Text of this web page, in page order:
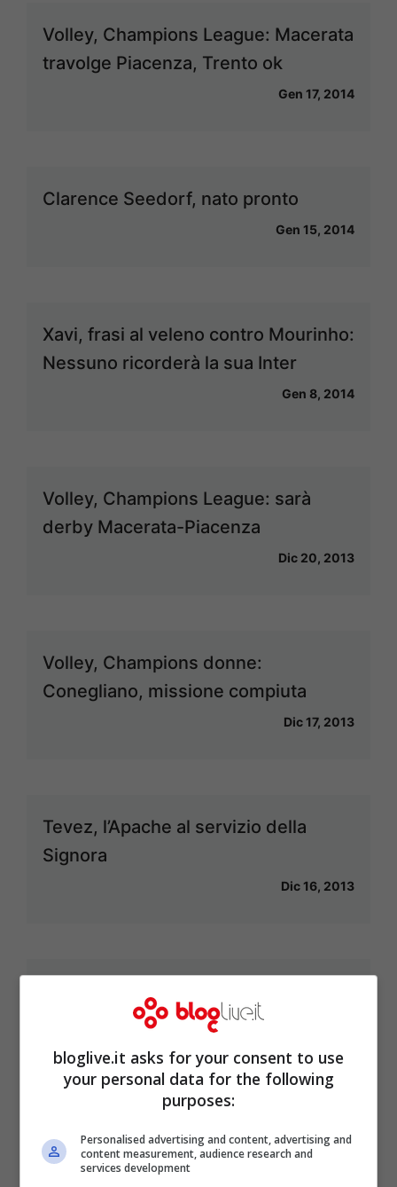
Volley, Champions League: Macerata
travolge Piacenza, Trento ok
Gen 17, 2014
Clarence Seedorf, nato pronto
Gen 15, 2014
Xavi, frasi al veleno contro Mourinho:
Nessuno ricorderà la sua Inter
Gen 8, 2014
Volley, Champions League: sarà
derby Macerata-Piacenza
Dic 20, 2013
Volley, Champions donne:
Conegliano, missione compiuta
Dic 17, 2013
Tevez, l’Apache al servizio della
Signora
Dic 16, 2013
League: fortune alterne per le
italiane
Dic 16, 2013
bloglive.it asks for your consent to use
your personal data for the following
purposes:
Personalised advertising and content, advertising and
content measurement, audience research and
services development